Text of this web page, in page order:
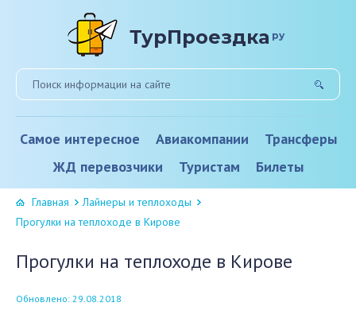
ТурПроездка ру
Самое интересное Авиакомпании
Трансферы
ЖД перевозчики
Туристам Билеты
Главная
Лайнеры и теплоходы
Прогулки на теплоходе в Кирове
Прогулки на теплоходе в Кирове
Обновлено: 29.08.2018